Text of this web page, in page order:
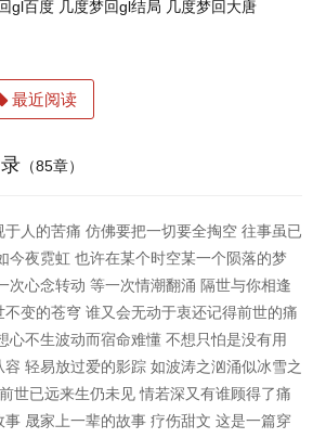
gl百度 几度梦回gl结局 几度梦回大唐
最近阅读
（85章）
于人的苦痛 仿佛要把一切要全掏空 往事虽已
今夜霓虹 也许在某个时空某一个陨落的梦
次心念转动 等一次情潮翻涌 隔世与你相逢
变的苍穹 谁又会无动于衷还记得前世的痛
心不生波动而宿命难懂 不想只怕是没有用
轻易放过爱的影踪 如波涛之汹涌似冰雪之
世已远来生仍未见 情若深又有谁顾得了痛
事 晟家上一辈的故事 疗伤甜文 这是一篇穿